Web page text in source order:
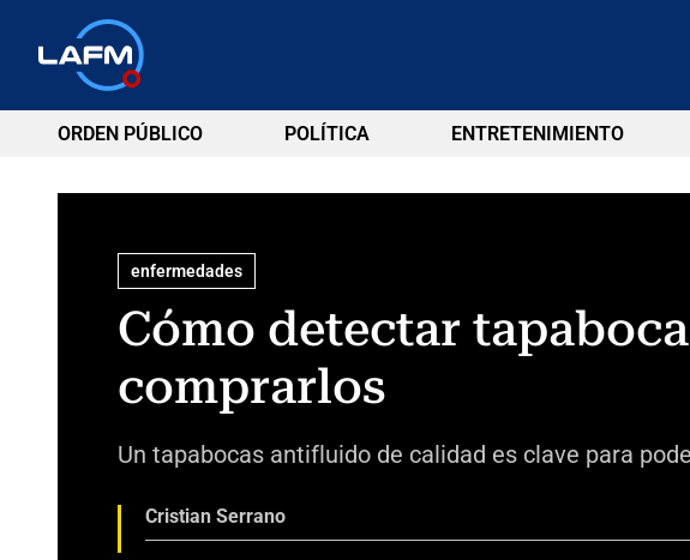
ORDEN PÚBLICO POLÍTICA ENTRETENIMIENTO
enfermedades
Cómo detectar
comprarlos
Un tapabocas antifluido de calidad es clave para
Cristian Serrano